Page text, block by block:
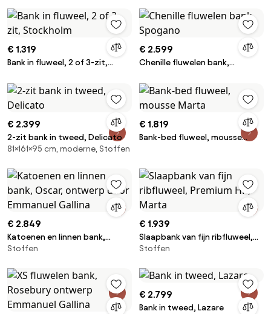
€ 1.319
Bank in fluweel, 2 of 3-zit,
€ 2.599
Chenille fluwelen bank,
€ 2.399
2-zit bank in tweed, Delicato
81×161×95 cm, moderne, Stoffen
€ 1.819
Bank-bed fluweel, mousse
€ 2.849
Katoenen en linnen bank,
Oscar, ontwerp door Emmanuel
Stoffen
€ 1.939
Slaapbank van fijn ribfluweel,
Premium HR, Marta
Stoffen
€ 2.799
Bank in tweed, Lazare